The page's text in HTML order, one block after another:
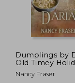
50%
Dumplings by
Old Timey
Kitchen - Book
(en Inglés)
Nancy Fraser